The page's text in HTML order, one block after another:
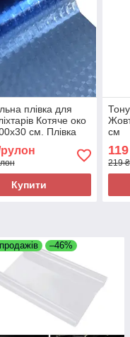
плівка для
Котяче око
см. Плівка
Купити
см
119
219
–46%